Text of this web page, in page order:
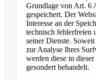
Grundlage von Art. 6
gespeichert. Der
Interesse an der
technisch fehlerfreien
seiner Dienste.
zur Analyse Ihres
werden diese in
gesondert behandelt.